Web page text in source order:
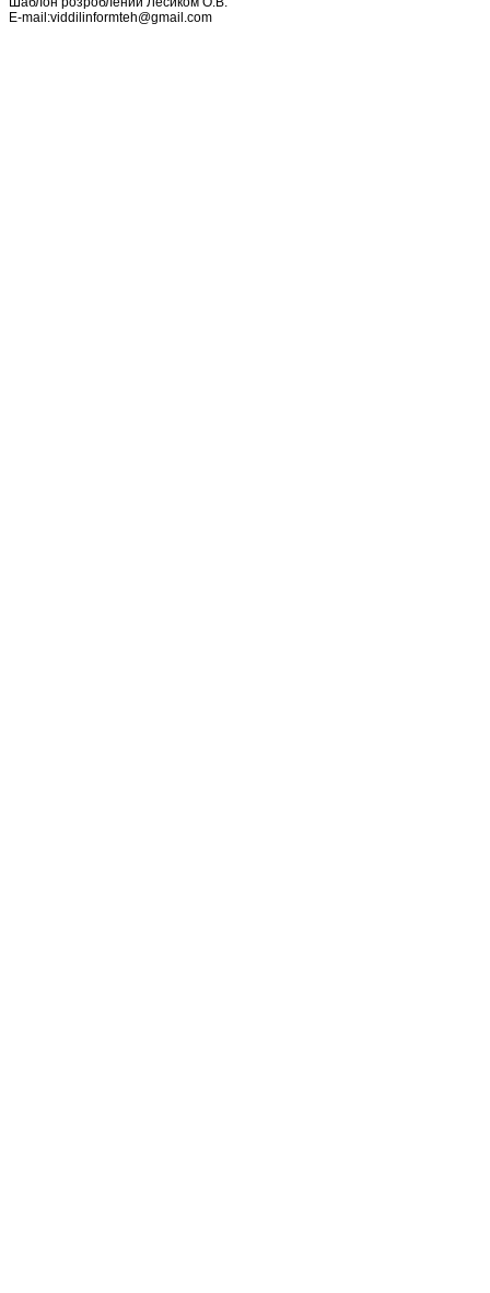
E-mail:viddilinformteh@gmail.com